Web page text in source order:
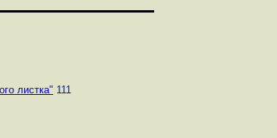
листка" 111